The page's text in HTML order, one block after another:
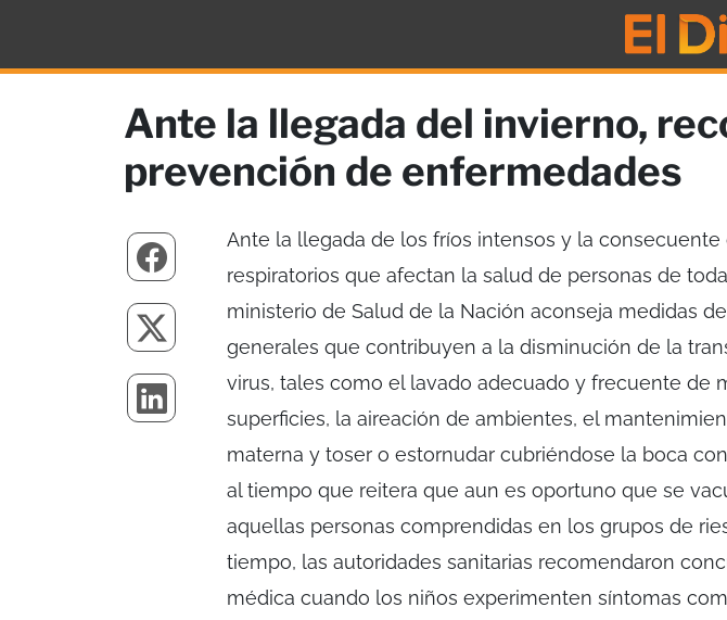
Ante la llegada del invierno,
prevención de enfermedades
Ante la llegada de los fríos intensos y la
respiratorios que afectan la salud de personas de
ministerio de Salud de la Nación aconseja medidas
generales que contribuyen a la disminución de la
virus, tales como el lavado adecuado y frecuente de
superficies, la aireación de ambientes, el
materna y toser o estornudar cubriéndose la boca
al tiempo que reitera que aun es oportuno que se
aquellas personas comprendidas en los grupos de
tiempo, las autoridades sanitarias recomendaron
médica cuando los niños experimenten síntomas